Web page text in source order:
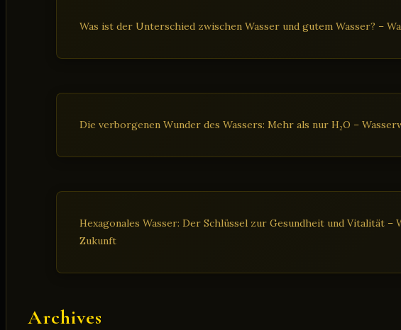
Was ist der Unterschied zwischen Wasser und gutem Wasser? –
Die verborgenen Wunder des Wassers: Mehr als nur H₂O –
Hexagonales Wasser: Der Schlüssel zur Gesundheit und Vitalität –
Zukunft
Archives